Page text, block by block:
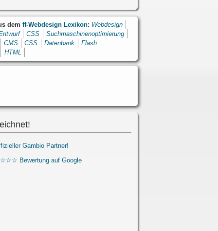
dem ff-Webdesign Lexikon: Webdesign
CSS
Suchmaschinenoptimierung
CMS
CSS Datenbank
Flash
HTML
Gambio Partner!
Bewertung auf Google